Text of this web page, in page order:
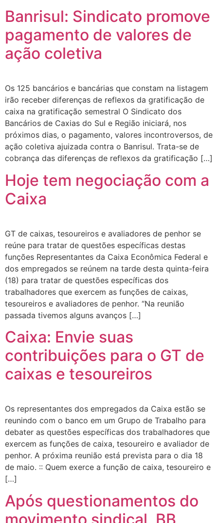
Banrisul: Sindicato promove
pagamento de valores de
ação coletiva
Os 125 bancários e bancárias que constam na listagem
irão receber diferenças de reflexos da gratificação de
caixa na gratificação semestral O Sindicato dos
Bancários de Caxias do Sul e Região iniciará, nos
próximos dias, o pagamento, valores incontroversos, de
ação coletiva ajuizada contra o Banrisul. Trata-se de
cobrança das diferenças de reflexos da gratificação […]
Hoje tem negociação com a
Caixa
GT de caixas, tesoureiros e avaliadores de penhor se
reúne para tratar de questões específicas destas
funções Representantes da Caixa Econômica Federal e
dos empregados se reúnem na tarde desta quinta-feira
(18) para tratar de questões específicas dos
trabalhadores que exercem as funções de caixas,
tesoureiros e avaliadores de penhor. “Na reunião
passada tivemos alguns avanços […]
Caixa: Envie suas
contribuições para o GT de
caixas e tesoureiros
Os representantes dos empregados da Caixa estão se
reunindo com o banco em um Grupo de Trabalho para
debater as questões específicas dos trabalhadores que
exercem as funções de caixa, tesoureiro e avaliador de
penhor. A próxima reunião está prevista para o dia 18
de maio. :: Quem exerce a função de caixa, tesoureiro e
[…]
Após questionamentos do
movimento sindical, BB